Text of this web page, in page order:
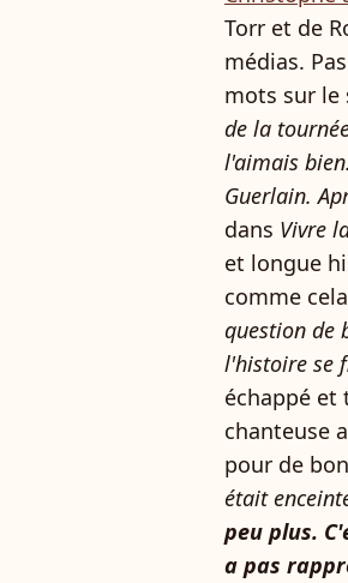
Torr et de
médias.
mots sur le
de la
l'aimais
Guerlain.
dans Vivre
et longue
comme
question de
l'histoire se
échappé et
chanteuse
pour de
était
peu plus.
a pas